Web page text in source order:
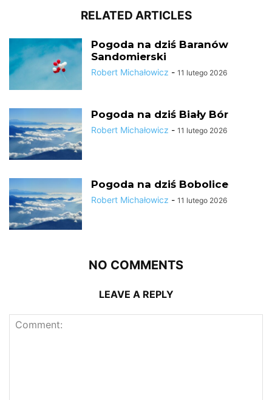
RELATED ARTICLES
Pogoda na dziś Baranów
Sandomierski
Robert Michałowicz - 11 lutego 2026
Pogoda na dziś Biały Bór
Robert Michałowicz - 11 lutego 2026
Pogoda na dziś Bobolice
Robert Michałowicz - 11 lutego 2026
NO COMMENTS
LEAVE A REPLY